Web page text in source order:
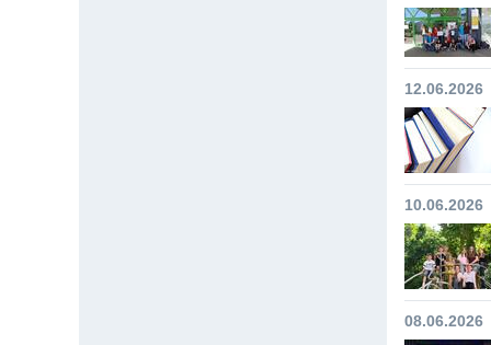
12.06.2026
10.06.2026
08.06.2026